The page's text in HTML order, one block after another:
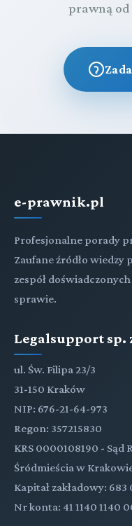
prawną od
e-prawnik.pl
Profesjonalne porady
Zaufane źródło wiedzy
zespół
sprawie.
Legalsupport sp.
ul. Św. Filipa 23/3
31-150 Kraków
NIP: 676-21-64-973
Regon: 357215830
KRS 0000108190 - Sąd
Śródmieścia w
Kapitał zakładowy: 683
Nr konta: 41 1140 1140